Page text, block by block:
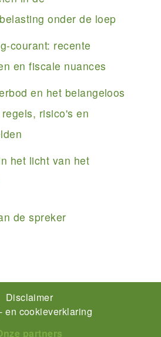
onder de loep
courant: recente
en fiscale nuances
en het belangeloos
risico's en
het licht van het
de spreker
Disclaimer
en cookieverklaring
partners